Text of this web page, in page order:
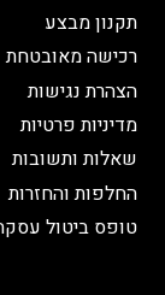
תקנון מבצע
רכישה מאובטחת
הצהרת נגישות
מדיניות פרטיות
שאלות ותשובות
החלפות והחזרות
טופס ביטול